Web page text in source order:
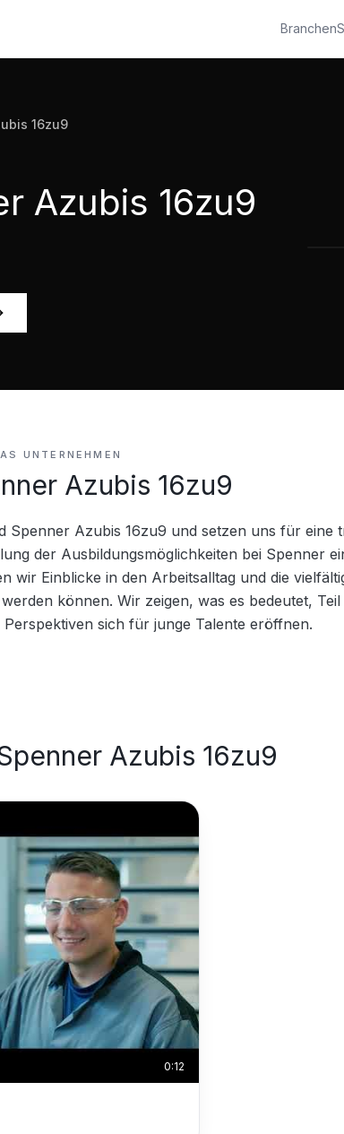
Branchen
16zu9
Azubis 16zu9
UNTERNEHMEN
Azubis 16zu9
Spenner Azubis 16zu9 und setzen uns für eine
der Ausbildungsmöglichkeiten bei Spenner
wir Einblicke in den Arbeitsalltag und die
können. Wir zeigen, was es bedeutet,
Perspektiven sich für junge Talente eröffnen.
Azubis 16zu9
0:12